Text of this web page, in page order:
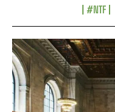
#NTF